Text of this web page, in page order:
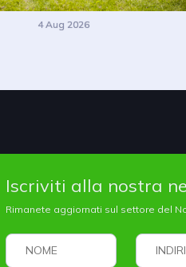
4 Aug 2026
Iscriviti alla nostra
Rimanete aggiornati sul settore del